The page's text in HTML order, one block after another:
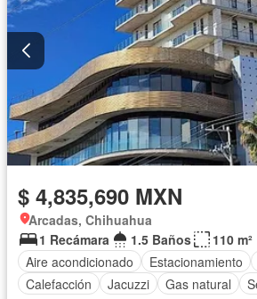
$ 4,835,690 MXN
Arcadas, Chihuahua
1 Recámara
1.5 Baños
110 m²
Aire acondicionado
Estacionamiento
Calefacción
Jacuzzi Gas natural